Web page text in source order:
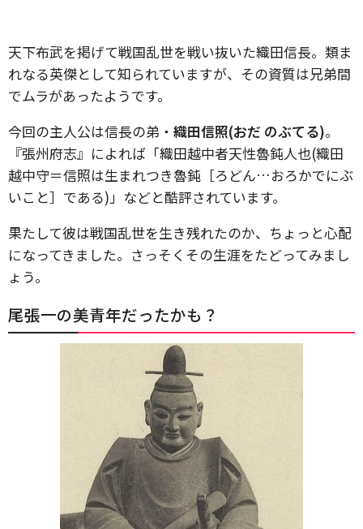
天下布武を掲げて戦国乱世を戦い抜いた織田信長。類ま
れなる英傑として知られていますが、その資質は兄弟間
でムラがあったようです。
今回の主人公は信長の弟・ 織田信照(おだ のぶてる)。
『張州府志』によれば「織田越中者天性魯鈍人也(織田
越中守＝信照は生まれつき魯鈍［ろどん…おろかでにぶ
いこと］である)」などと酷評されています。
果たして彼は戦国乱世を生き残れたのか、ちょっと心配
になってきました。さっそくその生涯をたどってみまし
ょう。
尾張一の美青年だったかも？